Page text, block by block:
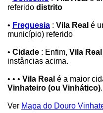
referido distrito
• Freguesia : Vila Real é
município) referido
• Cidade : Enfim, Vila Real
instâncias acima.
• • • Vila Real é a maior
Vinhateiro (ou Vinhático).
Ver Mapa do Douro